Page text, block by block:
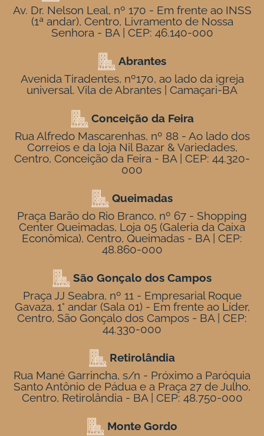
Av. Dr. Nelson Leal, nº 170 - Em frente ao INSS
(1ª andar), Centro, Livramento de Nossa
Senhora - BA | CEP: 46.140-000
Abrantes
Avenida Tiradentes, nº170, ao lado da igreja
universal. Vila de Abrantes | Camaçari-BA
Conceição da Feira
Rua Alfredo Mascarenhas, nº 88 - Ao lado dos
Correios e da loja Nil Bazar & Variedades,
Centro, Conceição da Feira - BA | CEP: 44.320-
000
Queimadas
Praça Barão do Rio Branco, nº 67 - Shopping
Center Queimadas, Loja 05 (Galeria da Caixa
Econômica), Centro, Queimadas - BA | CEP:
48.860-000
São Gonçalo dos Campos
Praça JJ Seabra, nº 11 - Empresarial Roque
Gavaza, 1° andar (Sala 01) - Em frente ao Líder,
Centro, São Gonçalo dos Campos - BA | CEP:
44.330-000
Retirolândia
Rua Mané Garrincha, s/n - Próximo a Paróquia
Santo Antônio de Pádua e a Praça 27 de Julho,
Centro, Retirolândia - BA | CEP: 48.750-000
Monte Gordo